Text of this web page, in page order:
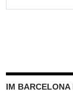
IM BARCELONA